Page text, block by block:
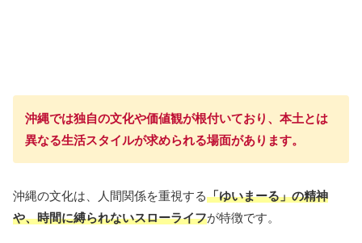
沖縄では独自の文化や価値観が根付いており、本土とは
異なる生活スタイルが求められる場面があります。
沖縄の文化は、人間関係を重視する「ゆいまーる」の精神
や、時間に縛られないスローライフが特徴です。